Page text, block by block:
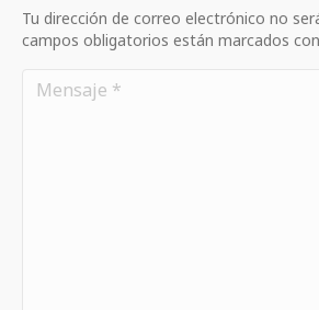
Tu dirección de correo electrónico no
campos obligatorios están marcados